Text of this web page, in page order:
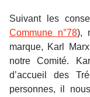
Suivant les
Commune n°78),
marque, Karl
notre Comité.
d’accueil des
personnes, il